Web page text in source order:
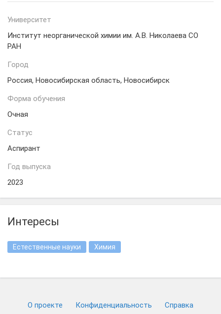
Университет
Институт неорганической химии им. А.В. Николаева СО
РАН
Город
Россия, Новосибирская область, Новосибирск
Форма обучения
Очная
Статус
Аспирант
Год выпуска
2023
Интересы
Естественные науки Химия
О проекте Конфиденциальность Cправка